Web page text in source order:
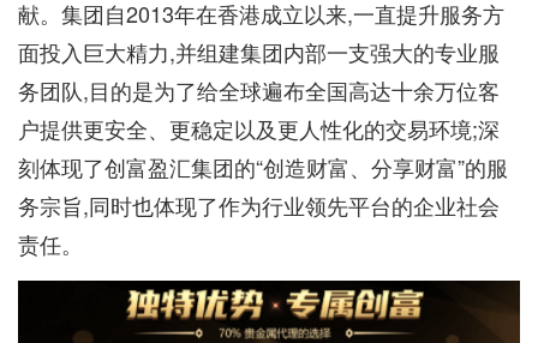
献。集团自2013年在香港成立以来,一直提升服务方
面投入巨大精力,并组建集团内部一支强大的专业服
务团队,目的是为了给全球遍布全国高达十余万位客
户提供更安全、更稳定以及更人性化的交易环境;深
刻体现了创富盈汇集团的“创造财富、分享财富”的服
务宗旨,同时也体现了作为行业领先平台的企业社会
责任。